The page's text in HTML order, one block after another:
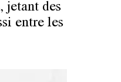
jetant des
entre les